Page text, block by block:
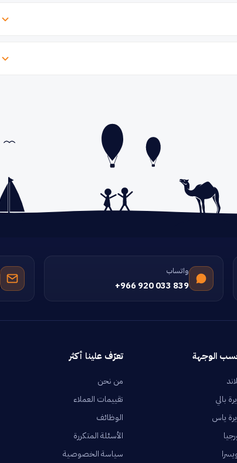
واتساب
+966 920 033 839
الوجهة
بالي
ياس
تعرّف علينا أكثر
من نحن
تقييمات العملاء
الوظائف
الأسئلة المتكررة
سياسة الخصوصية